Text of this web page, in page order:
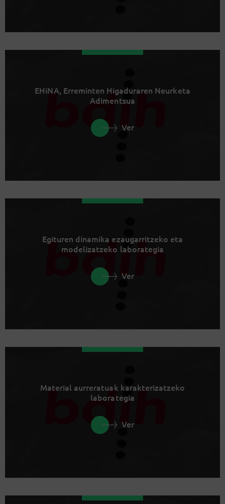
EHiNA, Erreminten Higaduraren Neurketa
Adimentsua
Ver
Egituren dinamika ezaugarritzeko eta
modelizatzeko laborategia
Ver
Material aurreratuak karakterizatzeko
laborategia
Ver